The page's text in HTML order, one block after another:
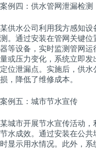
案例四：供水管网泄漏检测
某供水公司利用我方感知
测。通过安装在管网关键
器等设备，实时监测管网
量或压力变化，系统立即
定位泄漏点。实施后，供
损，降低了维修成本。
案例五：城市节水宣传
某城市开展节水宣传活动
节水成效。通过安装在公
时显示用水情况。此外，